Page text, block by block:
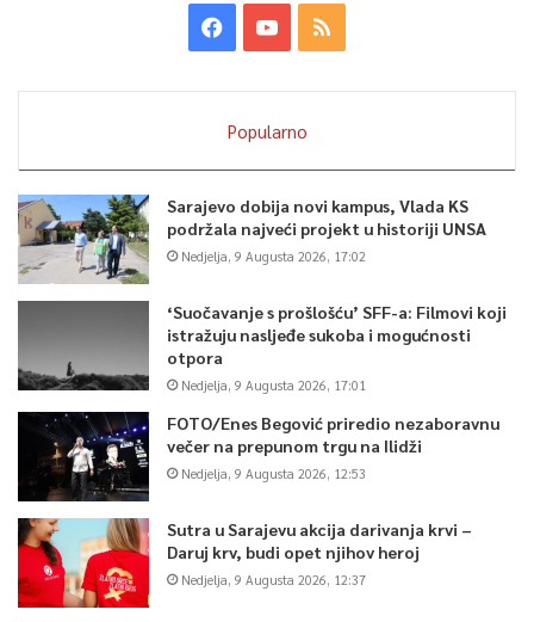
Popularno
Sarajevo dobija novi kampus, Vlada KS
podržala najveći projekt u historiji UNSA
Nedjelja, 9 Augusta 2026, 17:02
‘Suočavanje s prošlošću’ SFF-a: Filmovi koji
istražuju nasljeđe sukoba i mogućnosti
otpora
Nedjelja, 9 Augusta 2026, 17:01
FOTO/Enes Begović priredio nezaboravnu
večer na prepunom trgu na Ilidži
Nedjelja, 9 Augusta 2026, 12:53
Sutra u Sarajevu akcija darivanja krvi –
Daruj krv, budi opet njihov heroj
Nedjelja, 9 Augusta 2026, 12:37